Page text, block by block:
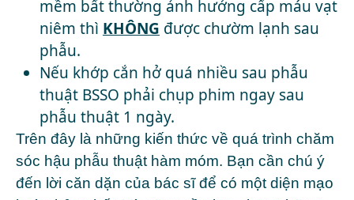
mềm bất thường ảnh hưởng cấp máu vạt
niêm thì KHÔNG được chườm lạnh sau
phẫu.
Nếu khớp cắn hở quá nhiều sau phẫu
thuật BSSO phải chụp phim ngay sau
phẫu thuật 1 ngày.
Trên đây là những kiến thức về quá trình chăm
sóc hậu phẫu thuật hàm móm. Bạn cần chú ý
đến lời căn dặn của bác sĩ để có một diện mạo